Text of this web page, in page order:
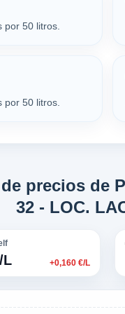
por 50 litros.
por 50 litros.
precios de
32 - LOC.
L +0,160 €/L